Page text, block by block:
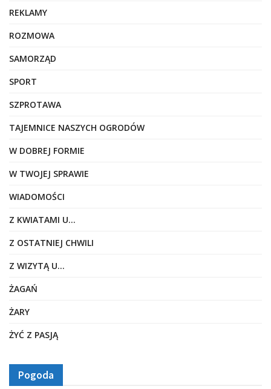
REKLAMY
ROZMOWA
SAMORZĄD
SPORT
SZPROTAWA
TAJEMNICE NASZYCH OGRODÓW
W DOBREJ FORMIE
W TWOJEJ SPRAWIE
WIADOMOŚCI
Z KWIATAMI U…
Z OSTATNIEJ CHWILI
Z WIZYTĄ U…
ŻAGAŃ
ŻARY
ŻYĆ Z PASJĄ
Pogoda